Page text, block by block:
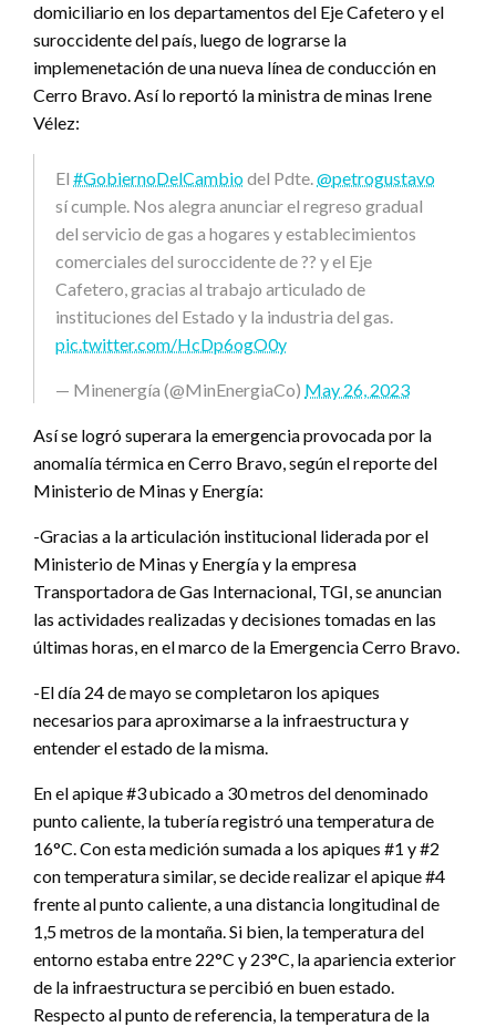
domiciliario en los departamentos del Eje Cafetero y el
suroccidente del país, luego de lograrse la
implemenetación de una nueva línea de conducción en
Cerro Bravo. Así lo reportó la ministra de minas Irene
Vélez:
El #GobiernoDelCambiodel Pdte.@petrogustavo
sí cumple. Nos alegra anunciar el regreso gradual
del servicio de gas a hogares y establecimientos
comerciales del suroccidente de ?? y el Eje
Cafetero, gracias al trabajo articulado de
instituciones del Estado y la industria del gas.
pic.twitter.com/HcDp6ogO0y
— Minenergía (@MinEnergiaCo) May 26, 2023
Así se logró superara la emergencia provocada por la
anomalía térmica en Cerro Bravo, según el reporte del
Ministerio de Minas y Energía:
-Gracias a la articulación institucional liderada por el
Ministerio de Minas y Energía y la empresa
Transportadora de Gas Internacional, TGI, se anuncian
las actividades realizadas y decisiones tomadas en las
últimas horas, en el marco de la Emergencia Cerro Bravo.
-El día 24 de mayo se completaron los apiques
necesarios para aproximarse a la infraestructura y
entender el estado de la misma.
En el apique #3 ubicado a 30 metros del denominado
punto caliente, la tubería registró una temperatura de
16°C. Con esta medición sumada a los apiques #1 y #2
con temperatura similar, se decide realizar el apique #4
frente al punto caliente, a una distancia longitudinal de
1,5 metros de la montaña. Si bien, la temperatura del
entorno estaba entre 22°C y 23°C, la apariencia exterior
de la infraestructura se percibió en buen estado.
Respecto al punto de referencia, la temperatura de la